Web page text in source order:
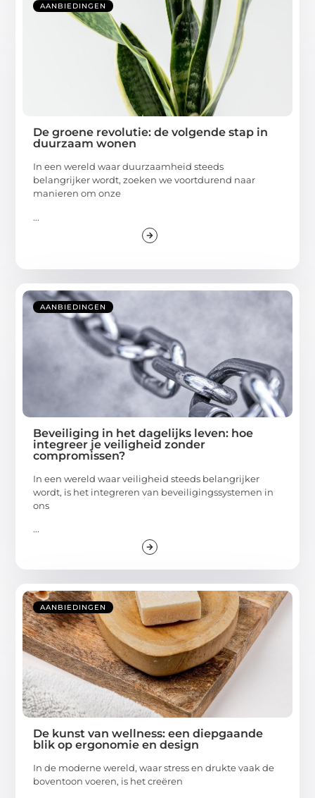
AANBIEDINGEN
De groene revolutie: de volgende stap in
duurzaam wonen
In een wereld waar duurzaamheid steeds
belangrijker wordt, zoeken we voortdurend naar
manieren om onze
...
AANBIEDINGEN
Beveiliging in het dagelijks leven: hoe
integreer je veiligheid zonder
compromissen?
In een wereld waar veiligheid steeds belangrijker
wordt, is het integreren van beveiligingssystemen in
ons
...
AANBIEDINGEN
De kunst van wellness: een diepgaande
blik op ergonomie en design
In de moderne wereld, waar stress en drukte vaak de
boventoon voeren, is het creëren